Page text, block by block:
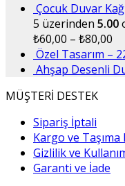
Çocuk Duvar
5 üzerinden 5.00
₺60,00 – ₺80,00
Özel Tasarım –
Ahşap Desenli
MÜŞTERİ DESTEK
Sipariş İptali
Kargo ve
Gizlilik ve
Garanti ve İade